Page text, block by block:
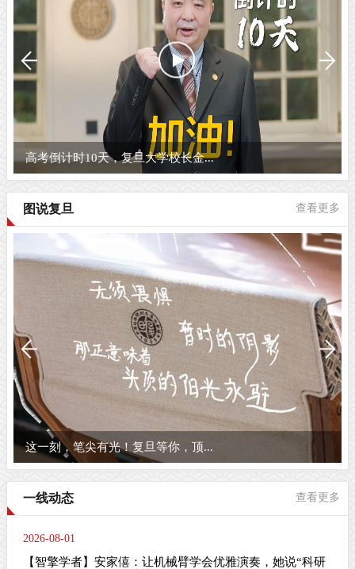
高考倒计时10天，复旦大学校长金...
图说复旦 查看更多
这一刻，笔尖有光！复旦等你，顶...
一线动态 查看更多
2026-08-01
【智擎学者】安家僖：让机械臂学会优雅演奏，她说“科研